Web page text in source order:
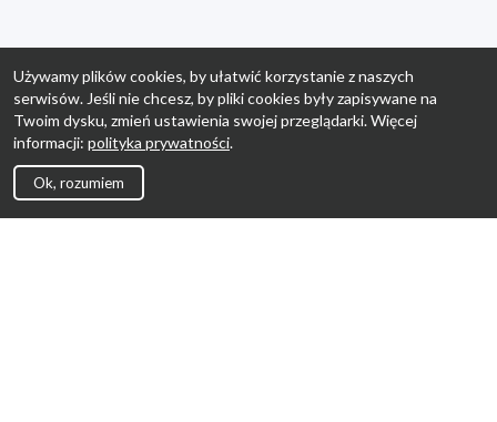
Używamy plików cookies, by ułatwić korzystanie z naszych
serwisów. Jeśli nie chcesz, by pliki cookies były zapisywane na
Twoim dysku, zmień ustawienia swojej przeglądarki. Więcej
informacji: polityka prywatności.
Ok, rozumiem